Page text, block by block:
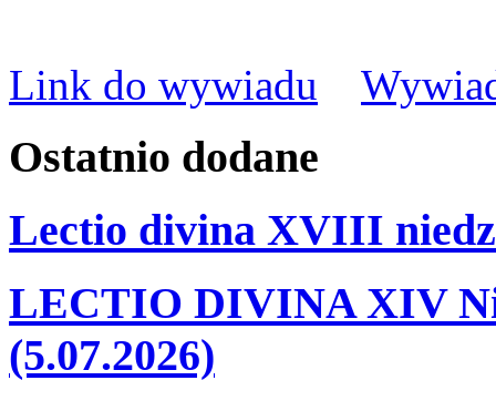
Link do wywiadu
Ostatnio dodane
Lectio divina XVIII
LECTIO DIVINA XIV
(5.07.2026)